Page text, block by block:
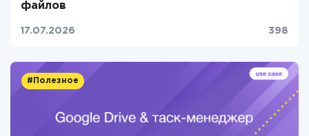
файлов
17.07.2026 398
#Полезное